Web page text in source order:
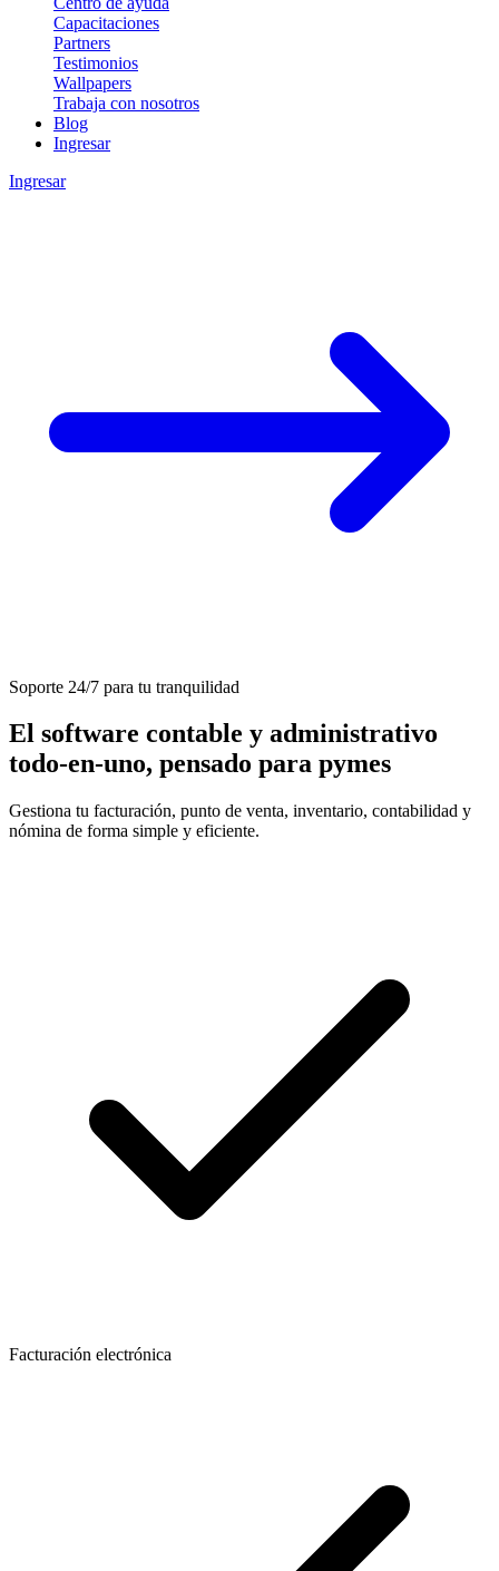
Capacitaciones
Partners
Testimonios
Wallpapers
Trabaja con nosotros
Blog
Ingresar
Ingresar
Soporte 24/7 para tu tranquilidad
El software contable y administrativo
todo-en-uno, pensado para pymes
Gestiona tu facturación, punto de venta, inventario, contabilidad y
nómina de forma simple y eficiente.
Facturación electrónica